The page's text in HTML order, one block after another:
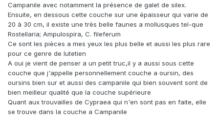
Campanile avec notamment la présence de galet de silex.
Ensuite, en dessous cette couche sur une épaisseur qui varie de
20 à 30 cm, il existe une très belle faunes a mollusques tel-que
Rostellaria; Ampulospira, C. fileferum
Ce sont les pièces a mes yeux les plus belle et aussi les plus rare
pour ce genre de lutetien
A oui je vient de penser a un petit truc,il y a aussi sous cette
couche que j'appelle personnellement couche a oursin, des
oursins bien sur et aussi des campanile qui bien souvent sont de
bien meilleur qualité que la couche supérieure
Quant aux trouvailles de Cypraea qui n'en sont pas en faite, elle
se trouve dans la couche a Campanile